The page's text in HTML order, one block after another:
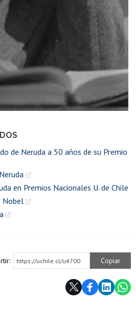
de Neruda a 50 años de su Premio
en Premios Nacionales U. de Chile
Nobel
https://uchile.cl/u4700 Copiar